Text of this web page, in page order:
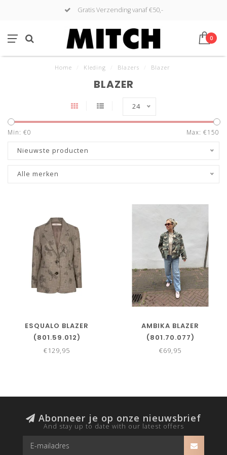
Gratis Verzending vanaf €50,-
0
Home Kleding Blazers Blazer
BLAZER
24
Min: €0 Max: €150
Nieuwste producten
Alle merken
ESQUALO BLAZER
(801.59.012)
€129,95
AMBIKA BLAZER
(801.70.077)
€69,95
Abonneer je op onze nieuwsbrief
And stay up to date with our latest offers